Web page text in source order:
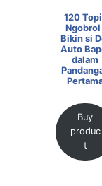
120
Ngobrol
Bikin si
Auto
dalam
Buy
produc
t